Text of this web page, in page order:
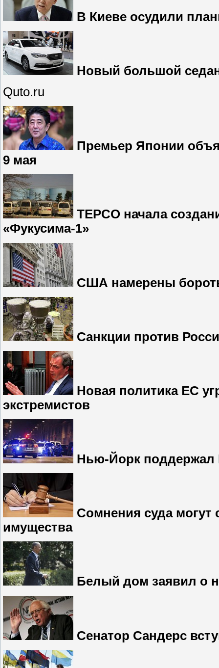
В Киеве осудили
Новый большой седан
Quto.ru
Премьер Японии
9 мая
TEPCO начала
«Фукусима-1»
США намерены
Санкции против
Новая политика ЕС
экстремистов
Нью-Йорк поддержал
Сомнения суда могут
имущества
Белый дом заявил о
Сенатор Сандерс